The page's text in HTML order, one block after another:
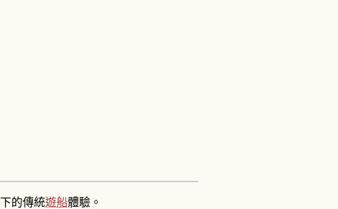
的傳統遊船體驗。